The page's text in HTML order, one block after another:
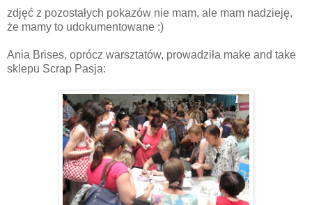
zdjęć z pozostałych pokazów nie mam, ale mam nadzieję,
że mamy to udokumentowane :)
Ania Brises, oprócz warsztatów, prowadziła make and take
sklepu Scrap Pasja: